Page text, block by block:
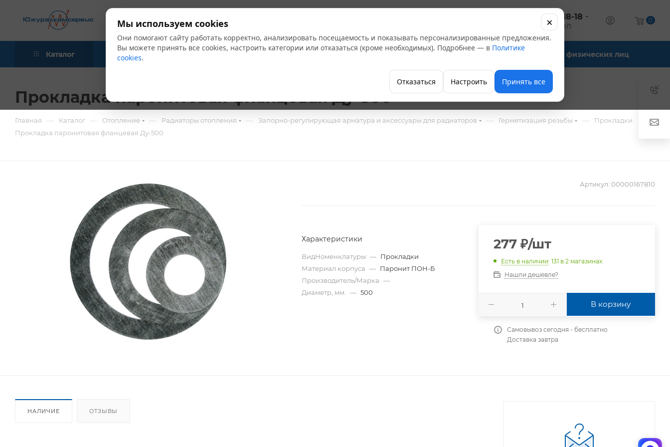
+7 (347) 246-18-18
оптовый отдел
0
Каталог Акции Бренды Компания Офис-склады Для физических лиц
Прокладка паронитовая фланцевая Ду-500
Главная — Каталог — Отопление — Радиаторы отопления — Запорно-регулирующая арматура и аксессуары для радиаторов — Герметизация резьбы — Прокладки
Прокладка паронитовая фланцевая Ду-500
Артикул: 00000167810
Характеристики
ВидНоменклатуры — Прокладки
Материал корпуса — Паронит ПОН-Б
Производитель/Марка —
Диаметр, мм.
— 500
277₽/шт
Есть в наличии: 131 в 2 магазинах
Нашли дешевле?
В корзину
Самовывоз сегодня - бесплатно
Доставка завтра
НАЛИЧИЕ ОТЗЫВЫ
Мы используем cookies
Они помогают сайту работать корректно, анализировать посещаемость и показывать персонализированные предложения.
Вы можете принять все cookies, настроить категории или отказаться (кроме необходимых). Подробнее — в Политике
cookies.
Отказаться Настроить Принять все
×